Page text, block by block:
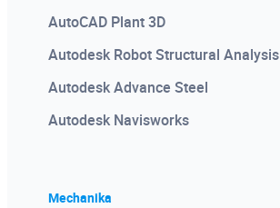
AutoCAD Plant 3D
Autodesk Robot Structural Analysis
Autodesk Advance Steel
Autodesk Navisworks
Mechanika